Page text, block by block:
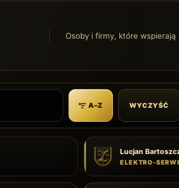
Osoby i firmy, które
A–Z WYCZYŚĆ
Lucjan
ELEKTRO-